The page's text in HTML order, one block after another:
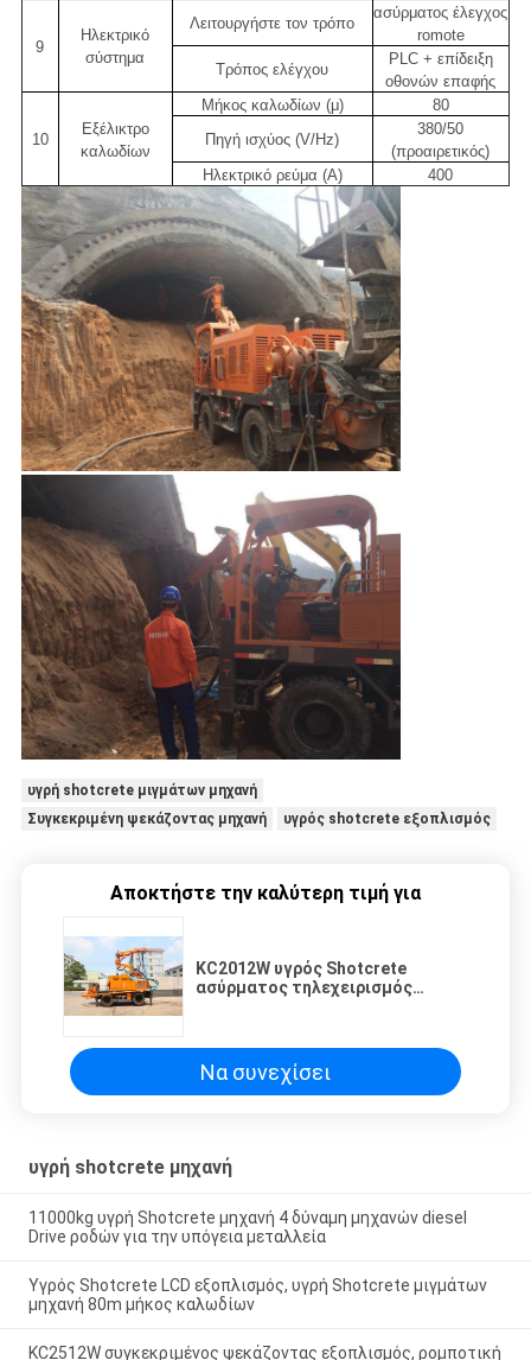
9
Ηλεκτρικό
σύστημα
Λειτουργήστε τον τρόπο
ασύρματος έλεγχος
romote
Τρόπος ελέγχου
PLC + επίδειξη
οθονών επαφής
10
Εξέλικτρο
καλωδίων
Μήκος καλωδίων (μ)
80
Πηγή ισχύος (V/Hz)
380/50
(προαιρετικός)
Ηλεκτρικό ρεύμα (Α)
400
υγρή shotcrete μιγμάτων μηχανή
Συγκεκριμένη ψεκάζοντας μηχανή
υγρός shotcrete εξοπλισμός
Αποκτήστε την καλύτερη τιμή για
KC2012W υγρός Shotcrete
ασύρματος τηλεχειρισμός
Να συνεχίσει
υγρή shotcrete μηχανή
11000kg υγρή Shotcrete μηχανή 4 δύναμη μηχανών diesel
Drive ροδών για την υπόγεια μεταλλεία
Υγρός Shotcrete LCD εξοπλισμός, υγρή Shotcrete μιγμάτων
μηχανή 80m μήκος καλωδίων
KC2512W συγκεκριμένος ψεκάζοντας εξοπλισμός, ρομποτική